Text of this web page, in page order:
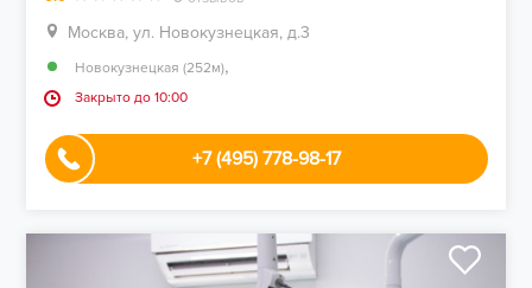
Москва, ул. Новокузнецкая, д.3
Новокузнецкая (252м),
Закрыто до 10:00
+7 (495) 778-98-17